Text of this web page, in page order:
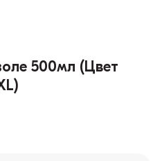
500мл (Цвет